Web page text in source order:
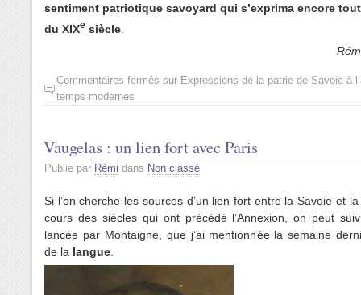
sentiment patriotique savoyard qui s’exprima encore
du XIXe siècle
Commentaires fermés sur Expressions de la patrie de Savoie à
temps modernes
Vaugelas : un lien fort avec Paris
Publie par Rémi dans Non classé
Si l’on cherche les sources d’un lien fort entre la Savoie et
cours des siècles qui ont précédé l’Annexion, on peut
lancée par Montaigne, que j’ai mentionnée la semaine
de la langue.